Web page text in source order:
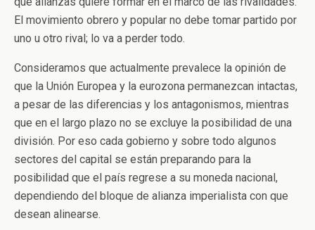
El movimiento obrero y popular no debe tomar partido por
uno u otro rival; lo va a perder todo.
Consideramos que actualmente prevalece la opinión de
que la Unión Europea y la eurozona permanezcan intactas,
a pesar de las diferencias y los antagonismos, mientras
que en el largo plazo no se excluye la posibilidad de una
división. Por eso cada gobierno y sobre todo algunos
sectores del capital se están preparando para la
posibilidad que el país regrese a su moneda nacional,
dependiendo del bloque de alianza imperialista con que
desean alinearse.